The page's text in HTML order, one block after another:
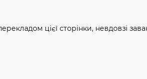
цієї сторінки, невдовзі